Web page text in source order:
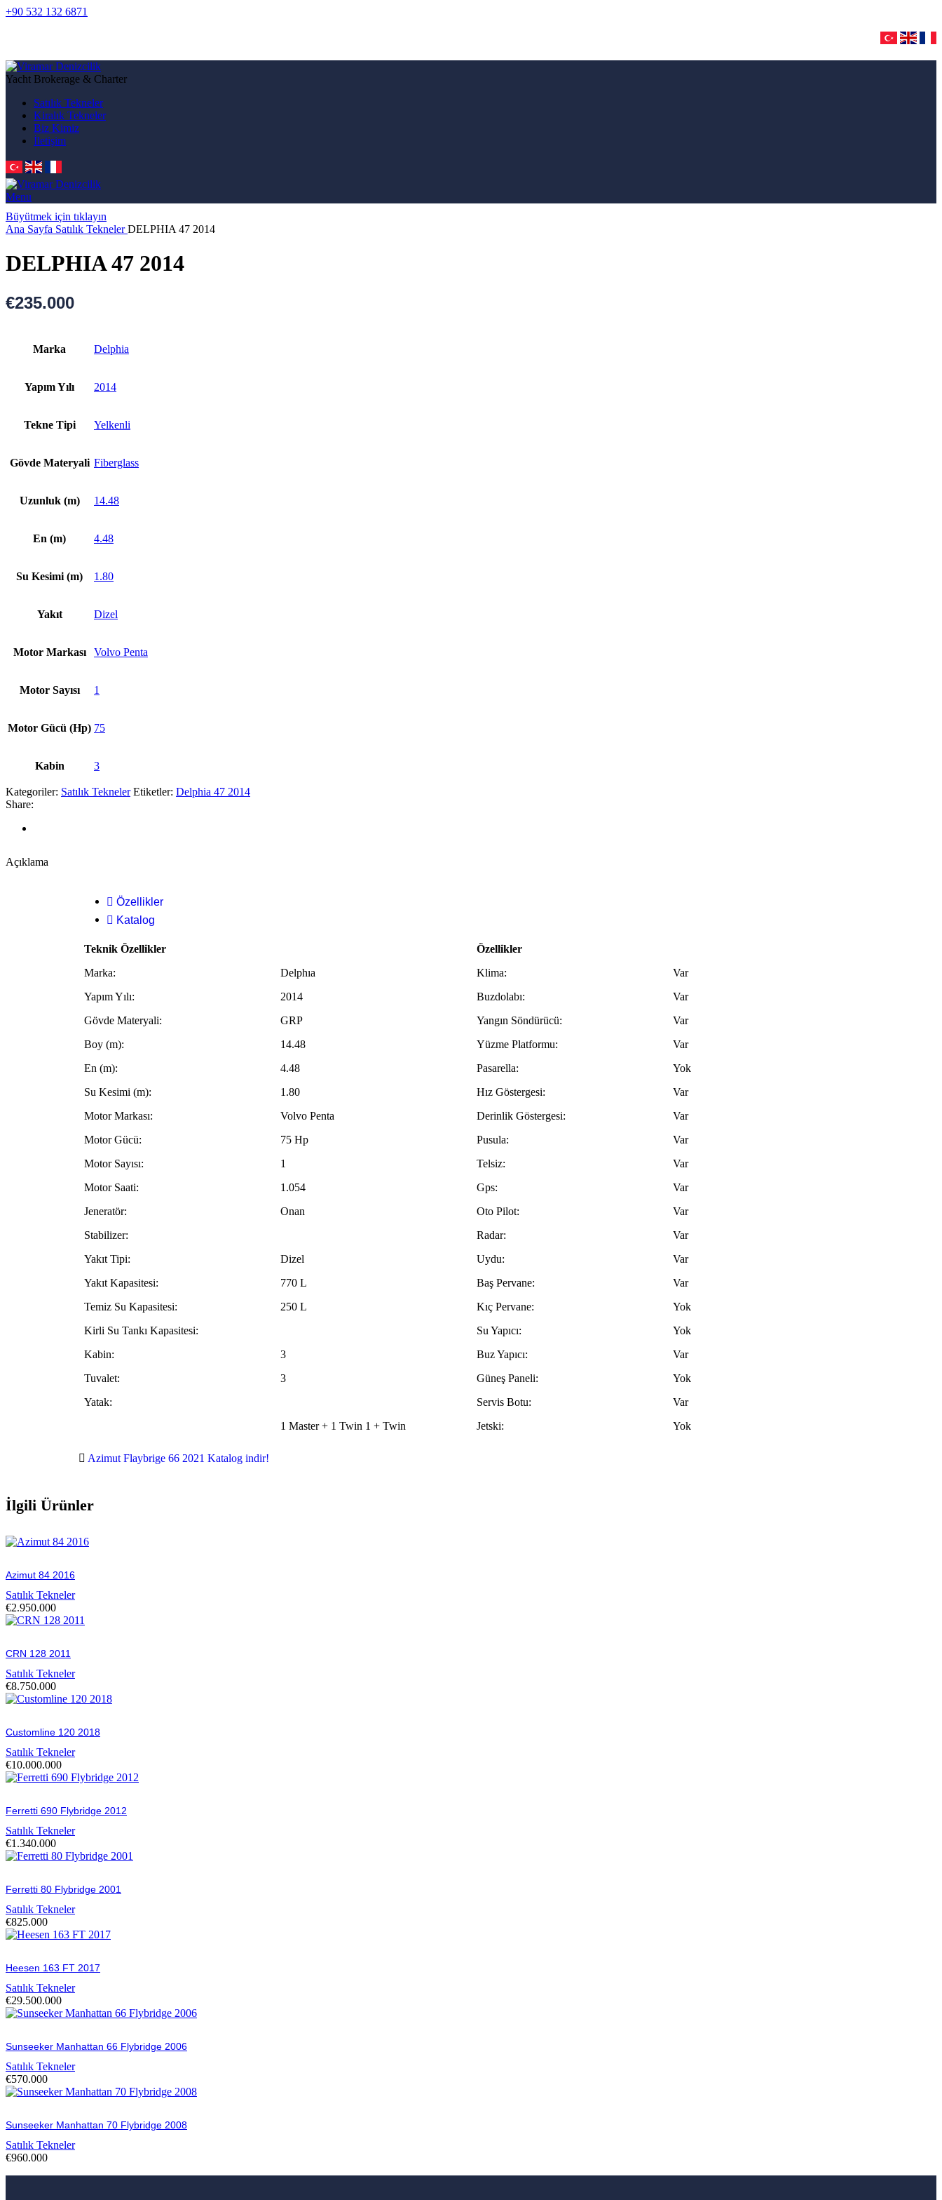
+90 532 132 6871
Yacht Brokerage & Charter
Satılık Tekneler
Kiralık Tekneler
Biz Kimiz
İletişim
Menu
Büyütmek için tıklayın
Ana Sayfa Satılık TeknelerDELPHIA 47 2014
DELPHIA 47 2014
€235.000
Marka Delphia
Yapım Yılı 2014
Tekne Tipi Yelkenli
Gövde Materyali Fiberglass
Uzunluk (m) 14.48
En (m) 4.48
Su Kesimi (m) 1.80
Yakıt Dizel
Motor Markası Volvo Penta
Motor Sayısı 1
Motor Gücü (Hp) 75
Kabin 3
Kategoriler: Satılık Tekneler Etiketler: Delphia 47 2014
Share:
Açıklama
Özellikler
Katalog
Teknik Özellikler
Özellikler
Marka:
Delphıa Klima:
Var
Yapım Yılı:
2014 Buzdolabı:
Var
Gövde Materyali:
GRP Yangın Söndürücü:
Var
Boy (m):
14.48 Yüzme Platformu:
Var
En (m):
4.48 Pasarella:
Yok
Su Kesimi (m):
1.80 Hız Göstergesi:
Var
Motor Markası:
Volvo Penta Derinlik Göstergesi:
Var
Motor Gücü:
75 Hp Pusula:
Var
Motor Sayısı:
1 Telsiz:
Var
Motor Saati:
1.054 Gps:
Var
Jeneratör:
Onan Oto Pilot:
Var
Stabilizer:
Radar:
Var
Yakıt Tipi:
Dizel Uydu:
Var
Yakıt Kapasitesi:
770 L Baş Pervane:
Var
Temiz Su Kapasitesi:
250 L Kıç Pervane:
Yok
Kirli Su Tankı Kapasitesi:
Su Yapıcı:
Yok
Kabin:
3 Buz Yapıcı:
Var
Tuvalet:
3 Güneş Paneli:
Yok
Yatak:
Servis Botu:
Var
1 Master + 1 Twin 1 + Twin
Jetski: Yok
Azimut Flaybrige 66 2021 Katalog indir!
İlgili Ürünler
Azimut 84 2016
Satılık Tekneler
€2.950.000
CRN 128 2011
Satılık Tekneler
€8.750.000
Customline 120 2018
Satılık Tekneler
€10.000.000
Ferretti 690 Flybridge 2012
Satılık Tekneler
€1.340.000
Ferretti 80 Flybridge 2001
Satılık Tekneler
€825.000
Heesen 163 FT 2017
Satılık Tekneler
€29.500.000
Sunseeker Manhattan 66 Flybridge 2006
Satılık Tekneler
€570.000
Sunseeker Manhattan 70 Flybridge 2008
Satılık Tekneler
€960.000